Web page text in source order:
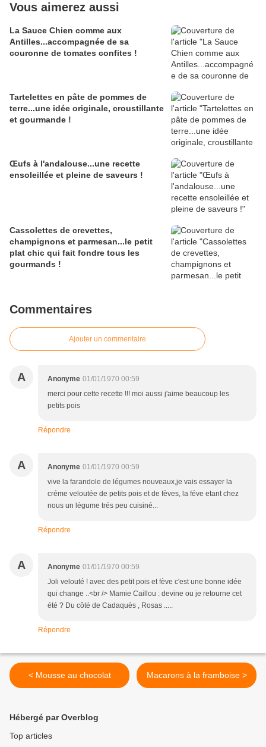
Vous aimerez aussi
La Sauce Chien comme aux
Antilles...accompagnée de sa
couronne de tomates confites !
Tartelettes en pâte de pommes de
terre...une idée originale, croustillante
et gourmande !
Œufs à l'andalouse...une recette
ensoleillée et pleine de saveurs !
Cassolettes de crevettes,
champignons et parmesan...le petit
plat chic qui fait fondre tous les
gourmands !
Commentaires
Ajouter un commentaire
A Anonyme 01/01/1970 00:59
merci pour cette recette !!! moi aussi j'aime beaucoup les
petits pois
Répondre
A Anonyme 01/01/1970 00:59
vive la farandole de légumes nouveaux,je vais essayer la
créme veloutée de petits pois et de fèves, la féve etant chez
nous un légume trés peu cuisiné...
Répondre
A Anonyme 01/01/1970 00:59
Joli velouté ! avec des petit pois et fève c'est une bonne idée
qui change ..<br /> Mamie Caillou : devine ou je retourne cet
été ? Du côté de Cadaquès , Rosas .....
Répondre
< Mousse au chocolat Macarons à la framboise >
Hébergé par Overblog
Top articles